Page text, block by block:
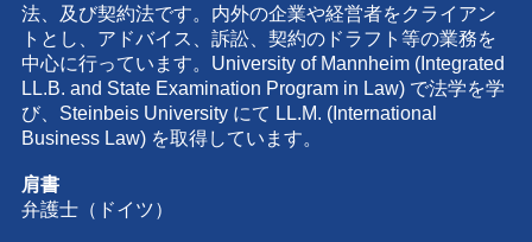
法、及び契約法です。内外の企業や経営者をクライアン
トとし、アドバイス、訴訟、契約のドラフト等の業務を
中心に行っています。University of Mannheim (Integrated
LL.B. and State Examination Program in Law) で法学を学
び、Steinbeis University にて LL.M. (International
Business Law) を取得しています。
肩書
弁護士（ドイツ）